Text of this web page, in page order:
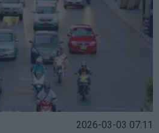
2026-03-03 07:11